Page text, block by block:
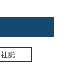
社説